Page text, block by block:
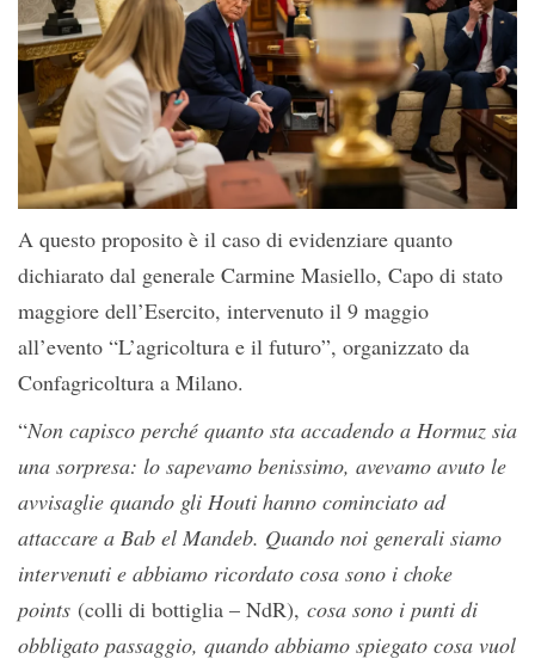
A questo proposito è il caso di evidenziare quanto
dichiarato dal generale Carmine Masiello, Capo di stato
maggiore dell’Esercito, intervenuto il 9 maggio
all’evento “L’agricoltura e il futuro”, organizzato da
Confagricoltura a Milano.
“Non capisco perché quanto sta accadendo a Hormuz sia
una sorpresa: lo sapevamo benissimo, avevamo avuto le
avvisaglie quando gli Houti hanno cominciato ad
attaccare a Bab el Mandeb. Quando noi generali siamo
intervenuti e abbiamo ricordato cosa sono i choke
points (colli di bottiglia – NdR), cosa sono i punti di
obbligato passaggio, quando abbiamo spiegato cosa vuol